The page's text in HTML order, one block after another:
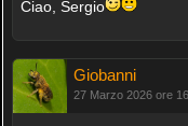
Ciao, Sergio
Giobanni
27 Marzo 2026 ore